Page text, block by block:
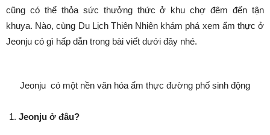
cũng có thể thỏa sức thưởng thức ở khu chợ đêm đến tận
khuya. Nào, cùng Du Lịch Thiên Nhiên khám phá xem ẩm thực ở
Jeonju có gì hấp dẫn trong bài viết dưới đây nhé.
Jeonju có một nền văn hóa ẩm thực đường phố sinh động
Jeonju ở đâu?